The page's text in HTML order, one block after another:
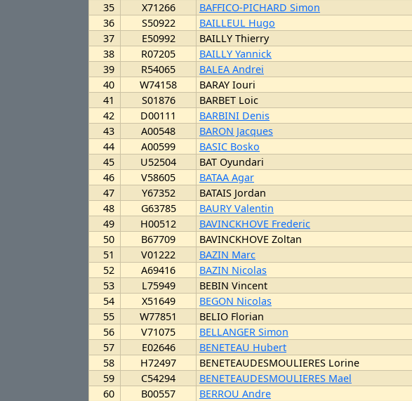
35
X71266 BAFFICO-PICHARD Simon
36
S50922 BAILLEUL Hugo
37
E50992 BAILLY Thierry
38
R07205 BAILLY Yannick
39
R54065 BALEA Andrei
40
W74158 BARAY Iouri
41
S01876 BARBET Loic
42
D00111 BARBINI Denis
43
A00548 BARON Jacques
44
A00599 BASIC Bosko
45
U52504 BAT Oyundari
46
V58605 BATAA Agar
47
Y67352 BATAIS Jordan
48
G63785 BAURY Valentin
49
H00512 BAVINCKHOVE Frederic
50
B67709 BAVINCKHOVE Zoltan
51
V01222 BAZIN Marc
52
A69416 BAZIN Nicolas
53
L75949 BEBIN Vincent
54
X51649 BEGON Nicolas
55
W77851 BELIO Florian
56
V71075 BELLANGER Simon
57
E02646 BENETEAU Hubert
58
H72497 BENETEAUDESMOULIERES Lorine
59
C54294 BENETEAUDESMOULIERES Mael
60
B00557 BERROU Andre